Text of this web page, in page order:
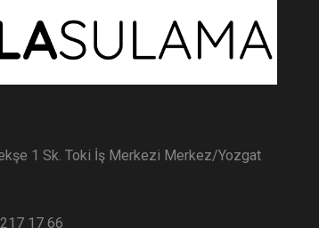
1 Sk. Toki İş Merkezi Merkez/Yozgat
17 66